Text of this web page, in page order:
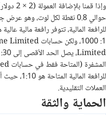
وإذا
حوالي 0.8 نقطة لكل لوت، وهو
للرافعة
العملات التقليدية.
الحماية والثقة